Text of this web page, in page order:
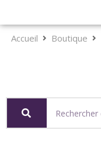
Accueil Boutique